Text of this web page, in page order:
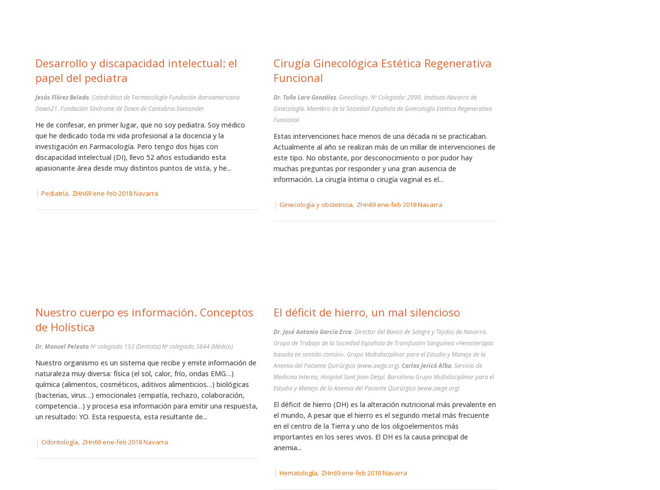
Desarrollo y discapacidad intelectual: el
papel del pediatra
Jesús Flórez Beledo. Catedrático de Farmacología Fundación Iberoamericana
Down21. Fundación Síndrome de Down de Cantabria.Santander
He de confesar, en primer lugar, que no soy pediatra. Soy médico
que he dedicado toda mi vida profesional a la docencia y la
investigación en Farmacología. Pero tengo dos hijas con
discapacidad intelectual (DI), llevo 52 años estudiando esta
apasionante área desde muy distintos puntos de vista, y he...
| Pediatría, ZHn69 ene-feb 2018 Navarra
Nuestro cuerpo es información. Conceptos
de Holística
Dr. Manuel PeleatoNº colegiado 153 (Dentista) Nº colegiado 3844 (Médico)
Nuestro organismo es un sistema que recibe y emite información de
naturaleza muy diversa: física (el sol, calor, frío, ondas EMG…)
química (alimentos, cosméticos, aditivos alimenticios…) biológicas
(bacterias, virus…) emocionales (empatía, rechazo, colaboración,
competencia…) y procesa esa información para emitir una respuesta,
un resultado: YO. Esta respuesta, esta resultante de...
| Odontología, ZHn69 ene-feb 2018 Navarra
Cirugía Ginecológica Estética Regenerativa
Funcional
Dr. Toño Lara González. Ginecólogo. Nº Colegiado: 2990. Instituto Navarro de
Ginecología. Miembro de la Sociedad Española de Ginecología Estética Regenerativa
Funcional
Estas intervenciones hace menos de una década ni se practicaban.
Actualmente al año se realizan más de un millar de intervenciones de
este tipo. No obstante, por desconocimiento o por pudor hay
muchas preguntas por responder y una gran ausencia de
información. La cirugía íntima o cirugía vaginal es el...
| Ginecología y obstetricia, ZHn69 ene-feb 2018 Navarra
El déficit de hierro, un mal silencioso
Dr. José Antonio García Erce. Director del Banco de Sangre y Tejidos de Navarra.
Grupo de Trabajo de la Sociedad Española de Transfusión Sanguínea «Hemoterapia
basada en sentido común». Grupo Multidisciplinar para el Estudio y Manejo de la
Anemia del Paciente Quirúrgico (www.awge.org). Carlos Jericó Alba. Servicio de
Medicina Interna, Hospital Sant Joan Despí. Barcelona Grupo Multidisciplinar para el
Estudio y Manejo de la Anemia del Paciente Quirúrgico (www.awge.org)
El déficit de hierro (DH) es la alteración nutricional más prevalente en
el mundo, A pesar que el hierro es el segundo metal más frecuente
en el centro de la Tierra y uno de los oligoelementos más
importantes en los seres vivos. El DH es la causa principal de
anemia...
| Hematología, ZHn69 ene-feb 2018 Navarra